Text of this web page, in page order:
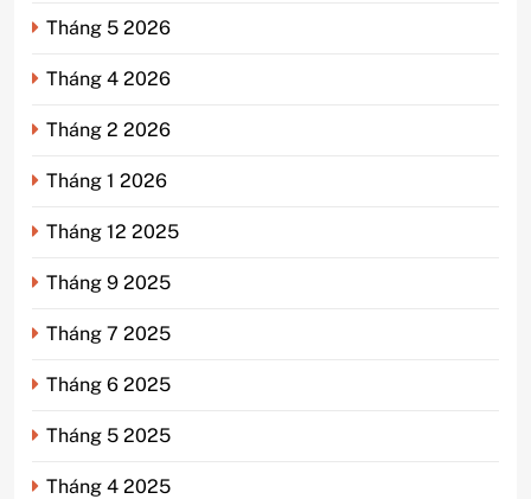
Tháng 5 2026
Tháng 4 2026
Tháng 2 2026
Tháng 1 2026
Tháng 12 2025
Tháng 9 2025
Tháng 7 2025
Tháng 6 2025
Tháng 5 2025
Tháng 4 2025